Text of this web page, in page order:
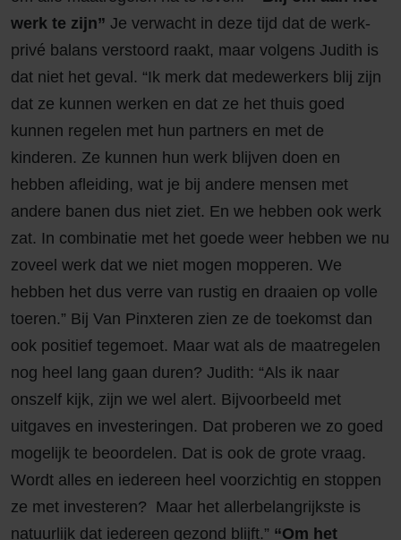
werk te zijn” Je verwacht in deze tijd dat de werk-
privé balans verstoord raakt, maar volgens Judith is
dat niet het geval. “Ik merk dat medewerkers blij zijn
dat ze kunnen werken en dat ze het thuis goed
kunnen regelen met hun partners en met de
kinderen. Ze kunnen hun werk blijven doen en
hebben afleiding, wat je bij andere mensen met
andere banen dus niet ziet. En we hebben ook werk
zat. In combinatie met het goede weer hebben we nu
zoveel werk dat we niet mogen mopperen. We
hebben het dus verre van rustig en draaien op volle
toeren.” Bij Van Pinxteren zien ze de toekomst dan
ook positief tegemoet. Maar wat als de maatregelen
nog heel lang gaan duren? Judith: “Als ik naar
onszelf kijk, zijn we wel alert. Bijvoorbeeld met
uitgaves en investeringen. Dat proberen we zo goed
mogelijk te beoordelen. Dat is ook de grote vraag.
Wordt alles en iedereen heel voorzichtig en stoppen
ze met investeren? Maar het allerbelangrijkste is
natuurlijk dat iedereen gezond blijft.” “Om het